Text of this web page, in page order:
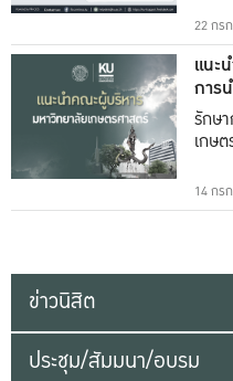
22 กร
แนะ
การ
ธรรม
รักษ
เกษ
14 กร
ข่าวนิสิต
ประชุม/สัมมนา/อบรม